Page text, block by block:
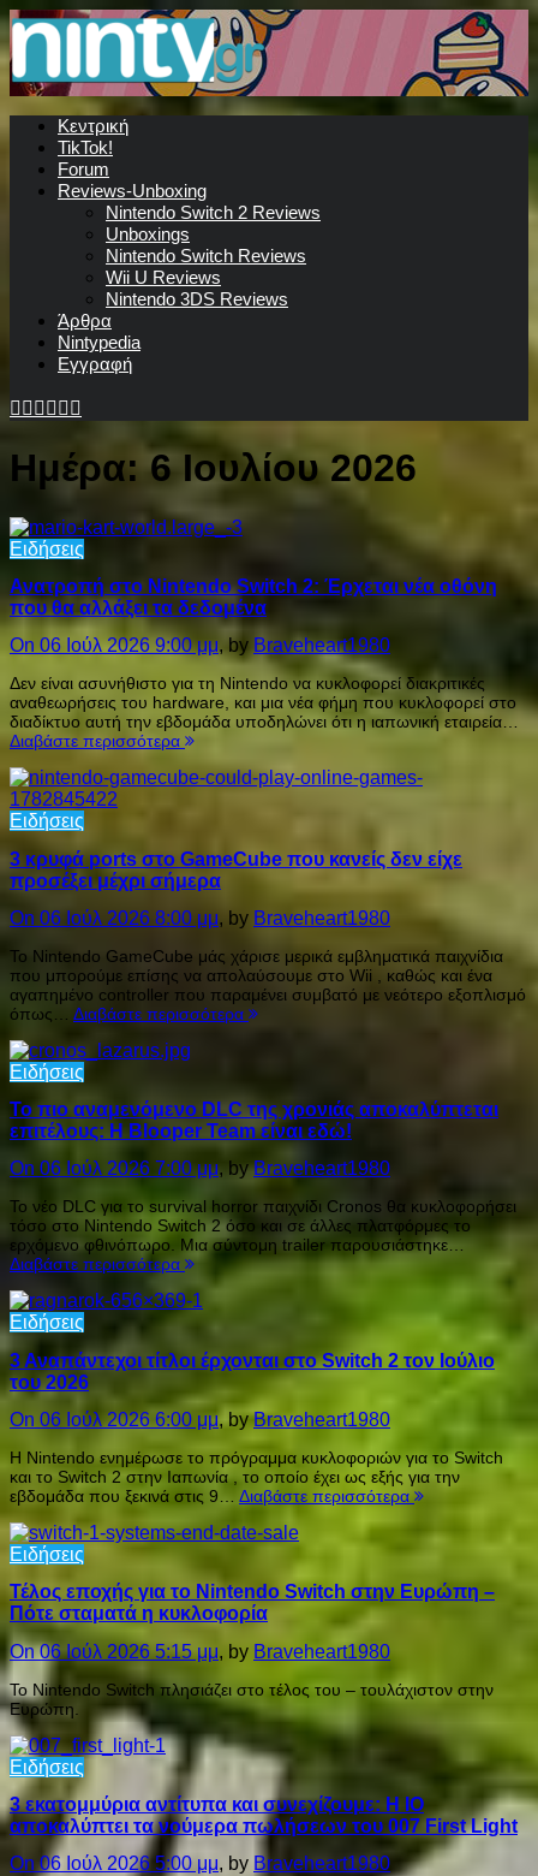
Κεντρική
TikTok!
Forum
Reviews-Unboxing
Nintendo Switch 2 Reviews
Unboxings
Nintendo Switch Reviews
Wii U Reviews
Nintendo 3DS Reviews
Άρθρα
Nintypedia
Εγγραφή
Ημέρα:6 Ιουλίου 2026
Ειδήσεις
Ανατροπή στο Nintendo Switch 2: Έρχεται νέα οθόνη
που θα αλλάξει τα δεδομένα
On 06 Ιούλ 2026 9:00 μμ, by Braveheart1980
Δεν είναι ασυνήθιστο για τη Nintendo να κυκλοφορεί διακριτικές
αναθεωρήσεις του hardware, και μια νέα φήμη που κυκλοφορεί στο
διαδίκτυο αυτή την εβδομάδα υποδηλώνει ότι η ιαπωνική εταιρεία…
Διαβάστε περισσότερα
Ειδήσεις
3 κρυφά ports στο GameCube που κανείς δεν είχε
προσέξει μέχρι σήμερα
On 06 Ιούλ 2026 8:00 μμ, by Braveheart1980
Το Nintendo GameCube μάς χάρισε μερικά εμβληματικά παιχνίδια
που μπορούμε επίσης να απολαύσουμε στο Wii , καθώς και ένα
αγαπημένο controller που παραμένει συμβατό με νεότερο εξοπλισμό
όπως… Διαβάστε περισσότερα
Ειδήσεις
Το πιο αναμενόμενο DLC της χρονιάς αποκαλύπτεται
επιτέλους: Η Blooper Team είναι εδώ!
On 06 Ιούλ 2026 7:00 μμ, byBraveheart1980
Το νέο DLC για το survival horror παιχνίδι Cronos θα κυκλοφορήσει
τόσο στο Nintendo Switch 2 όσο και σε άλλες πλατφόρμες το
ερχόμενο φθινόπωρο. Μια σύντομη trailer παρουσιάστηκε…
Διαβάστε περισσότερα
Ειδήσεις
3 Αναπάντεχοι τίτλοι έρχονται στο Switch 2 τον Ιούλιο
του 2026
On 06 Ιούλ 2026 6:00 μμ, byBraveheart1980
Η Nintendo ενημέρωσε το πρόγραμμα κυκλοφοριών για το Switch
και το Switch 2 στην Ιαπωνία , το οποίο έχει ως εξής για την
εβδομάδα που ξεκινά στις 9… Διαβάστε περισσότερα
Ειδήσεις
Τέλος εποχής για το Nintendo Switch στην Ευρώπη –
Πότε σταματά η κυκλοφορία
On 06 Ιούλ 2026 5:15 μμ, by Braveheart1980
Το Nintendo Switch πλησιάζει στο τέλος του – τουλάχιστον στην
Ευρώπη.
Ειδήσεις
3 εκατομμύρια αντίτυπα και συνεχίζουμε: Η IO
αποκαλύπτει τα νούμερα πωλήσεων του 007 First Light
On 06 Ιούλ 2026 5:00 μμ, by Braveheart1980